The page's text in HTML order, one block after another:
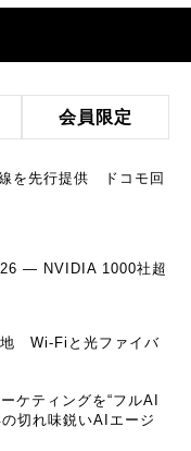
会員限定
を先行提供 ドコモ回
― NVIDIA 1000社超
地 Wi-Fiと光ファイバ
ケティングを“フルAI
切れ味鋭いAIエージ